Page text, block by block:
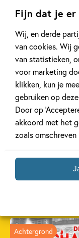
Fijn dat je er
Wij, en derde
van cookies. Wij
van statistieken,
voor marketing
klikken, kun je
gebruiken op
Door op
akkoord met het
zoals omschreven
Boreas 4 –
Boreas en de
vijftien
Mina Witteman
18,50
Paperback
Achtergrond